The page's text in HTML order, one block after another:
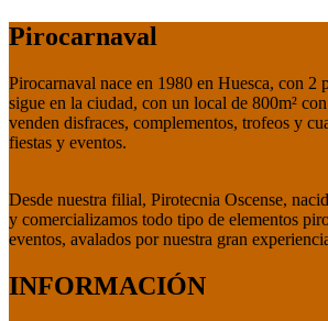
Pirocarnaval
Pirocarnaval nace en 1980 en Huesca, con 2
sigue en la ciudad, con un local de 800m²
venden disfraces, complementos, trofeos y
fiestas y eventos.
Desde nuestra filial, Pirotecnia Oscense,
y comercializamos todo tipo de elementos
eventos, avalados por nuestra gran
INFORMACIÓN